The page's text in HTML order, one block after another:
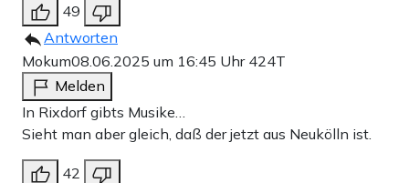
49
Antworten
Mokum08.06.2025 um 16:45 Uhr 424T
Melden
In Rixdorf gibts Musike…
Sieht man aber gleich, daß der jetzt aus Neukölln ist.
42